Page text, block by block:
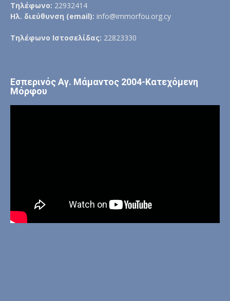
Τηλέφωνο: 22932414
Ηλ. διεύθυνση (email): info@immorfou.org.cy
Τηλέφωνο Ιστοσελίδας: 22823330
Εσπερινός Αγ. Μάμαντος 2004-Κατεχόμενη
Μόρφου